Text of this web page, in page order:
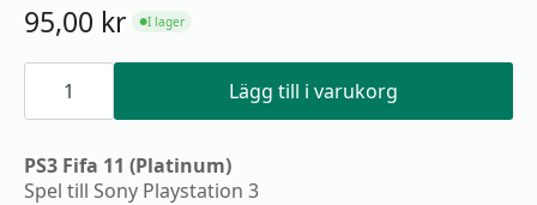
95,00 kr ●I lager
PS3
(Platinum)
Lägg till i varukorg
PS3 Fifa 11 (Platinum)
Spel till Sony Playstation 3